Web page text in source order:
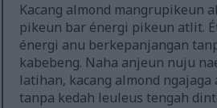
Kacang almond mangrupikeun
pikeun bar énergi pikeun atlit.
énergi anu berkepanjangan
kabebeng. Naha anjeun nuju
latihan, kacang almond
tanpa kedah leuleus tengah